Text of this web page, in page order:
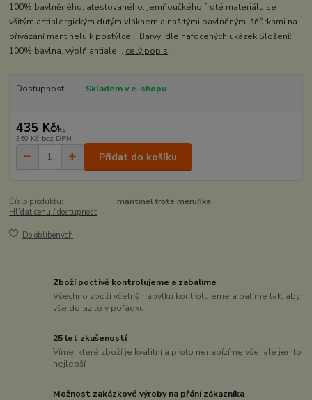
100% bavlněného, atestovaného, jemňoučkého froté materiálu se
všitým antialergickým dutým vláknem a našitými bavlněnými šňůrkami na
přivázání mantinelu k postýlce. Barvy: dle nafocených ukázek Složení:
100% bavlna, výplň antiale... celý popis
Dostupnost Skladem v e-shopu
435 Kč/ks
360 Kč bez DPH
Přidat do košíku
Číslo produktu:
mantinel froté meruňka
Hlídat cenu / dostupnost
Do oblíbených
Zboží poctivě kontrolujeme a zabalíme
Všechno zboží včetně nábytku kontrolujeme a balíme tak, aby
vše dorazilo v pořádku
25 let zkušeností
Víme, které zboží je kvalitní a proto nenabízíme vše, ale jen to
nejlepší
Možnost zakázkové výroby na přání zákazníka